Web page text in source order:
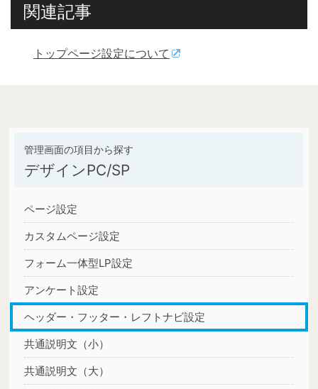
関連記事
トップページ設定について
デザインPC/SP
ページ設定
カスタムページ設定
フォーム一体型LP設定
アンケート設定
ヘッダー・フッター・レフトナビ設定
共通説明文（小）
共通説明文（大）